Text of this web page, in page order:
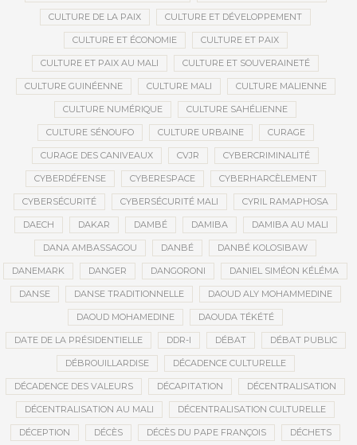
CULTURE DE LA PAIX CULTURE ET DÉVELOPPEMENT
CULTURE ET ÉCONOMIE CULTURE ET PAIX
CULTURE ET PAIX AU MALI CULTURE ET SOUVERAINETÉ
CULTURE GUINÉENNE CULTURE MALI CULTURE MALIENNE
CULTURE NUMÉRIQUE CULTURE SAHÉLIENNE
CULTURE SÉNOUFO CULTURE URBAINE CURAGE
CURAGE DES CANIVEAUX CVJR CYBERCRIMINALITÉ
CYBERDÉFENSE CYBERESPACE CYBERHARCÈLEMENT
CYBERSÉCURITÉ CYBERSÉCURITÉ MALI CYRIL RAMAPHOSA
DAECH DAKAR DAMBÉ DAMIBA DAMIBA AU MALI
DANA AMBASSAGOU DANBÉ DANBÉ KOLOSIBAW
DANEMARK DANGER DANGORONI DANIEL SIMÉON KÉLÉMA
DANSE DANSE TRADITIONNELLE DAOUD ALY MOHAMMEDINE
DAOUD MOHAMEDINE DAOUDA TÉKÉTÉ
DATE DE LA PRÉSIDENTIELLE DDR-I DÉBAT DÉBAT PUBLIC
DÉBROUILLARDISE DÉCADENCE CULTURELLE
DÉCADENCE DES VALEURS DÉCAPITATION DÉCENTRALISATION
DÉCENTRALISATION AU MALI DÉCENTRALISATION CULTURELLE
DÉCEPTION DÉCÈS DÉCÈS DU PAPE FRANÇOIS DÉCHETS